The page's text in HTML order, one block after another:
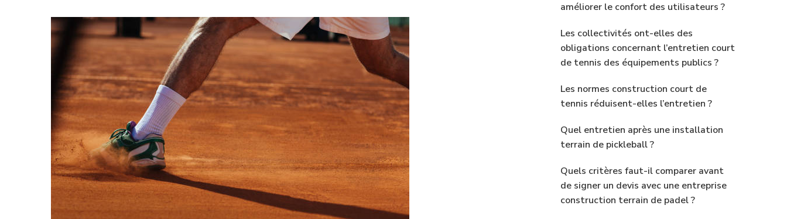
améliorer le confort des utilisateurs ?
Les collectivités ont-elles des
obligations concernant l’entretien court
de tennis des équipements publics ?
Les normes construction court de
tennis réduisent-elles l’entretien ?
Quel entretien après une installation
terrain de pickleball ?
Quels critères faut-il comparer avant
de signer un devis avec une entreprise
construction terrain de padel ?